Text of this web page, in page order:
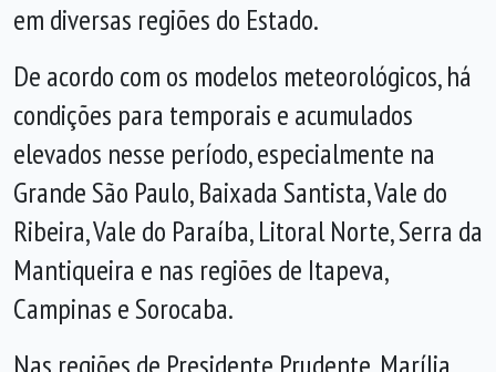
em diversas regiões do Estado.
De acordo com os modelos meteorológicos, há
condições para temporais e acumulados
elevados nesse período, especialmente na
Grande São Paulo, Baixada Santista, Vale do
Ribeira, Vale do Paraíba, Litoral Norte, Serra da
Mantiqueira e nas regiões de Itapeva,
Campinas e Sorocaba.